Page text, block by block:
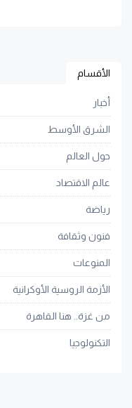
الأقسام
أخبار
الشرق الأوسط
حول العالم
عالم الاقتصاد
رياضة
فنون وثقافة
المنوعات
الأزمة الروسية الأوكرانية
من غزة.. هنا القاهرة
التكنولوجيا